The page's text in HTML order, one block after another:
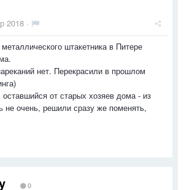
2018 ·
штакетника в Питере
нет. Перекрасили в прошлом
от старых хозяев дома - из
не очень, решили сразу же поменять,
0